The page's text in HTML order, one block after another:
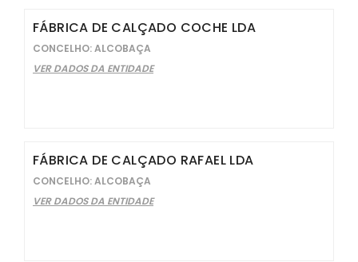
FÁBRICA DE CALÇADO COCHE LDA
CONCELHO: ALCOBAÇA
VER DADOS DA ENTIDADE
FÁBRICA DE CALÇADO RAFAEL LDA
CONCELHO: ALCOBAÇA
VER DADOS DA ENTIDADE